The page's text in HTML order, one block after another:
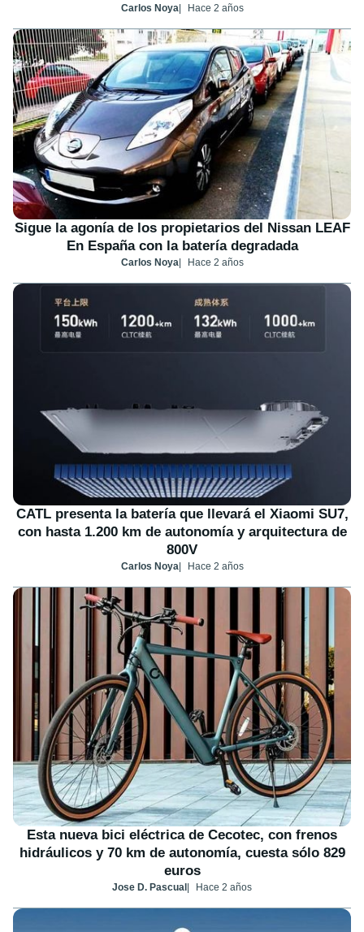
Carlos Noya Hace 2 años
Sigue la agonía de los propietarios del Nissan LEAF
En España con la batería degradada
Carlos Noya Hace 2 años
CATL presenta la batería que llevará el Xiaomi SU7,
con hasta 1.200 km de autonomía y arquitectura de
800V
Carlos Noya Hace 2 años
Esta nueva bici eléctrica de Cecotec, con frenos
hidráulicos y 70 km de autonomía, cuesta sólo 829
euros
Jose D. Pascual Hace 2 años